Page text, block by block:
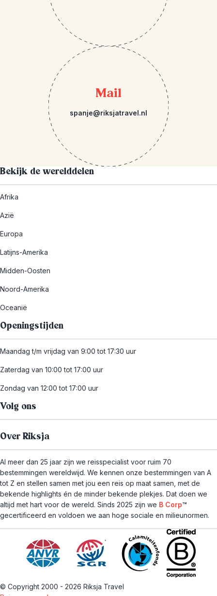
Mail
spanje@riksjatravel.nl
Bekijk de werelddelen
Afrika
Azië
Europa
Latijns-Amerika
Midden-Oosten
Noord-Amerika
Oceanië
Openingstijden
Maandag t/m vrijdag van 9:00 tot 17:30 uur
Zaterdag van 10:00 tot 17:00 uur
Zondag van 12:00 tot 17:00 uur
Volg ons
Over Riksja
Al meer dan 25 jaar zijn we reisspecialist voor ruim 70
bestemmingen wereldwijd. We kennen onze bestemmingen van A
tot Z en stellen samen met jou een reis op maat samen, met de
bekende highlights én de minder bekende plekjes. Dat doen we
altijd met hart voor de wereld. Sinds 2025 zijn we B Corp™
gecertificeerd en voldoen we aan hoge sociale en milieunormen.
© Copyright 2000 - 2026 Riksja Travel